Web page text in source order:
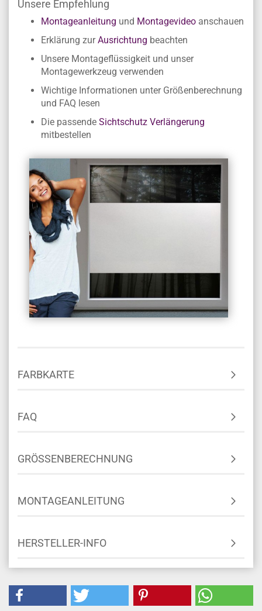
Unsere Empfehlung
Montageanleitung und Montagevideo anschauen
Erklärung zurAusrichtung beachten
Unsere Montageflüssigkeit und unser
Montagewerkzeug verwenden
Wichtige Informationen unter Größenberechnung
und FAQ lesen
Die passende Sichtschutz Verlängerung
mitbestellen
FARBKARTE
FAQ
GRÖSSENBERECHNUNG
MONTAGEANLEITUNG
HERSTELLER-INFO